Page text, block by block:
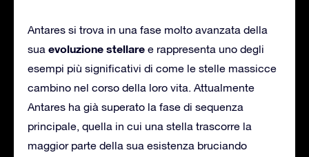
Antares si trova in una fase molto avanzata della
sua evoluzione stellare e rappresenta uno degli
esempi più significativi di come le stelle massicce
cambino nel corso della loro vita. Attualmente
Antares ha già superato la fase di sequenza
principale, quella in cui una stella trascorre la
maggior parte della sua esistenza bruciando